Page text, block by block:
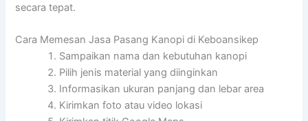
secara tepat.
Cara Memesan Jasa Pasang Kanopi di Keboansikep
Sampaikan nama dan kebutuhan kanopi
Pilih jenis material yang diinginkan
Informasikan ukuran panjang dan lebar area
Kirimkan foto atau video lokasi